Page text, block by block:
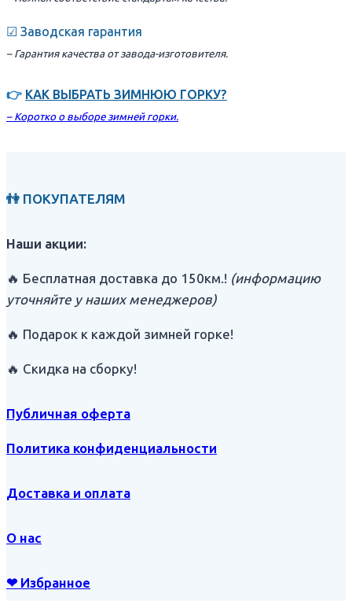
☑ Заводская гарантия
– Гарантия качества от завода-изготовителя.
👉 КАК ВЫБРАТЬ ЗИМНЮЮ ГОРКУ?
– Коротко о выборе зимней горки.
👫 ПОКУПАТЕЛЯМ
Наши акции:
🔥 Бесплатная доставка до 150км.! (информацию
уточняйте у наших менеджеров)
🔥 Подарок к каждой зимней горке!
🔥 Скидка на сборку!
Публичная оферта
Политика конфиденциальности
Доставка и оплата
О нас
❤ Избранное